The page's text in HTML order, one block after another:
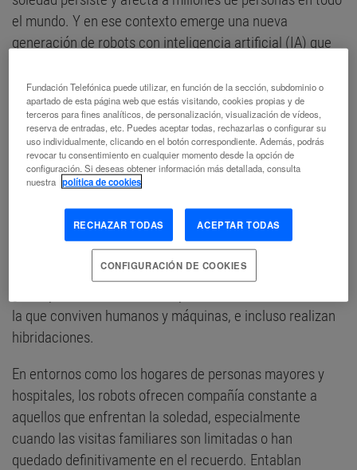
el mundo. Y en ese contexto emerge una nueva
generación de robots con inteligencia artificial (IA) que
de las visitas— y terminan siendo lo más apreciado en el
hogar.
Las máquinas, de las que ya se comercializan
masivamente modelos diferentes, al principio son solo
robots y acaban convertidas en compañeras y
compañeros —con capacidad para elegir la voz femenina
o masculina con la que se expresan—, más cercanos
emocionalmente a sus propietarios que la mayoría de los
humanos con los que se han cruzado en sus vidas.
la que conviven humanos y máquinas, e incluso realizan
hibridaciones.
En entornos como los hogares de personas mayores y
hospitales, los robots ofrecen compañía constante a
aquellos que enfrentan la soledad, especialmente
cuando las visitas familiares son limitadas o han
quedado definitivamente en el recuerdo. Entablan
Fundación Telefónica puede utilizar, en función de la sección, subdominio o
apartado de esta página web que estás visitando, cookies propias y de
terceros para fines analíticos, de personalización, visualización de vídeos,
reserva de entradas, etc. Puedes aceptar todas, rechazarlas o configurar su
uso individualmente, clicando en el botón correspondiente. Además, podrás
revocar tu consentimiento en cualquier momento desde la opción de
configuración. Si deseas obtener información más detallada, consulta
nuestra política de cookies
RECHAZAR TODAS ACEPTAR TODAS
CONFIGURACIÓN DE COOKIES